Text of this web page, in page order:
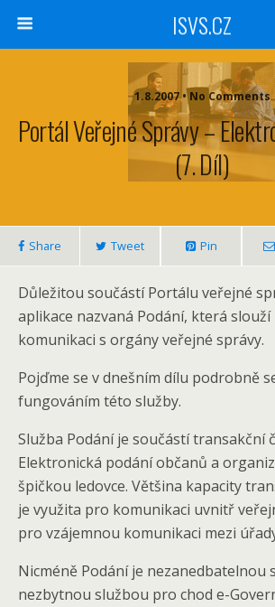
ISVS.CZ
1.8.2007 • No Comments
Portál Veřejné Správy –
(7. Díl)
Share Tweet Pin
Důležitou součástí Portálu veřejné
aplikace nazvaná Podání, která
komunikaci s orgány veřejné správy.
Pojďme se v dnešním dílu podrobně
fungováním této služby.
Služba Podání je součástí transakční
Elektronická podání občanů a
špičkou ledovce. Většina kapacity
je využita pro komunikaci uvnitř
pro vzájemnou komunikaci mezi
Nicméně Podání je nezanedbatelnou
nezbytnou službou pro chod e-